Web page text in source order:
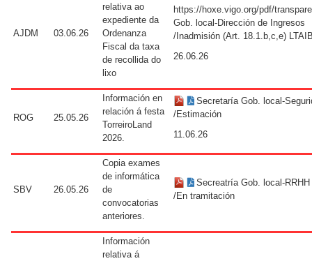
AJDM 03.06.26
relativa ao
expediente da
Ordenanza
Fiscal da taxa
de recollida do
lixo
https://hoxe.vigo.org/pdf/
Gob. local-Dirección de Ingresos
/Inadmisión (Art. 18.1.b,c,e)
26.06.26
ROG 25.05.26
Información en
relación á festa
TorreiroLand
2026.
Secretaría Gob. local-
/Estimación
11.06.26
SBV 26.05.26
Copia exames
de informática
de
convocatorias
anteriores.
Secreatría Gob. local-
/En tramitación
Información
relativa á